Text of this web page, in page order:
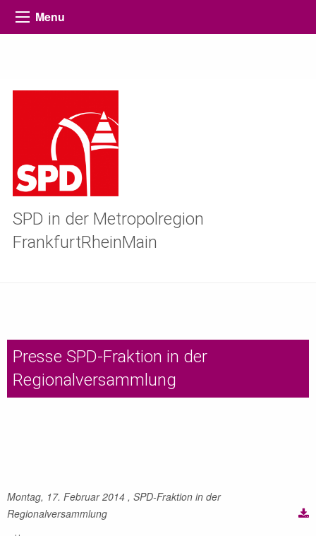
Menu
SPD in der Metropolregion
FrankfurtRheinMain
Presse SPD-Fraktion in der
Regionalversammlung
Montag, 17. Februar 2014 , SPD-Fraktion in der
Regionalversammlung